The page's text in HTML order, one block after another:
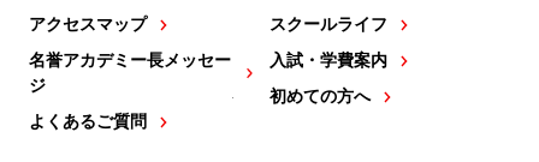
アクセスマップ
名誉アカデミー長メッセー
ジ
よくあるご質問
スクールライフ
入試・学費案内
初めての方へ